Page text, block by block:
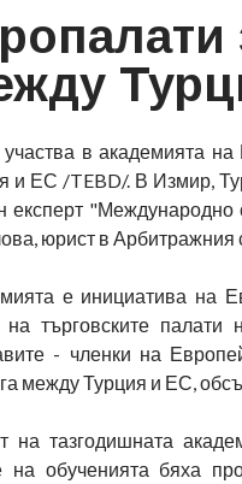
в академията на
и ЕС /TEBD/. В Измир,
експерт
юрист в Арбитражния
е инициатива на
на търговските
- членки на
между Турция и ЕС,
на тазгодишната
на обученията бяха